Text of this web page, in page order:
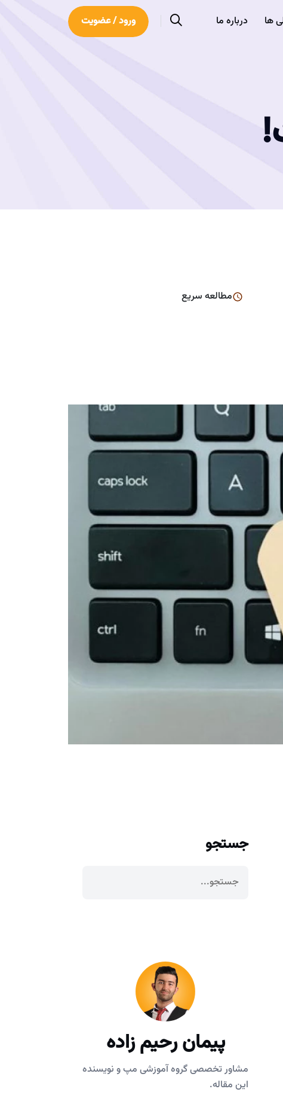
ها درباره ما ورود / عضویت
مطالعه سریع
جستجو
پیمان رحیم زاده
مشاور تخصصی گروه آموزشی مپ و نویسنده
این مقاله.